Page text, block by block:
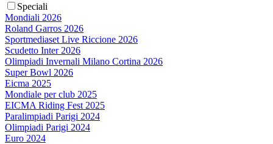
Speciali
Mondiali 2026
Roland Garros 2026
Sportmediaset Live Riccione 2026
Scudetto Inter 2026
Olimpiadi Invernali Milano Cortina 2026
Super Bowl 2026
Eicma 2025
Mondiale per club 2025
EICMA Riding Fest 2025
Paralimpiadi Parigi 2024
Olimpiadi Parigi 2024
Euro 2024